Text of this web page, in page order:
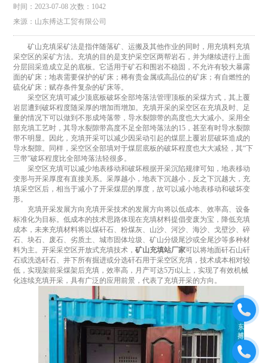
时间：2023-07-08 次数：1042
来源：山东搏达工贸有限公司
矿山充填采矿法是指伴随落矿、运搬及其他作业的同时，用充填料充填
采空区的采矿方法。充填的目的是支护采空区两帮岩石，并为继续进行上面
分层回采造成立足的底板。它适用于矿石和围岩不稳固，不允许有较大暴露
面的矿床；地表需要保护的矿床；稀有贵金属或高品位的矿床；有自燃性的
硫化矿床；赋存条件复杂的矿床等。
采空区充填可减少顶底板破坏全部垮落法管理顶板的采煤方式，其上覆
岩层遭到破坏程度随采厚的增加而增加。充填开采的采空区在充填及时、足
量的情况下可以做到不形成垮落带，导水裂隙带的高度也大大减小。采用全
部充填工艺时，其导水裂隙带高度不足全部垮落法的15，甚至有时导水裂隙
带不明显。因此，充填开采可以减少因采动引起的煤层上覆岩层破坏造成的
导水裂隙。同样，采空区全部填对于煤层底板的破坏程度也大大减轻，其“下
三带”破坏程度比全部垮落法轻很多。
采空区充填可以减少地表移动和破坏根据开采沉陷规律可知，地表移动
变形与开采厚度有直接关系。采厚越小，地表下沉越小，反之下沉越大，充
填采空区后，相当于减小了开采煤层的厚度，故可以减小地表移动和破坏变
形。
充填开采发展方向充填开采技术的发展方向将以低成本、效率高、设备
标准化为目标。低成本的技术思路体现在充填材料提倡变废为宝，降低充填
成本，未来充填材料将以煤矸石、粉煤灰、山沙、河沙、海沙、戈壁沙、碎
石、块石、废石、劣质土、城市固体垃圾、矿山分级尾沙或全尾沙等多种材
料为主。开采采空区开放式充填技术，矿山充填站厂家可以将地面矸石山矸
石或洗选矸石、井下所有掘进或分选矸石用于采空区充填，技术成本相对较
低，实现架前采煤架后充填，效率高，月产可达5万t以上，实现了有效机械
化连续充填开采，具有广泛的应用前景，代表了充填开采的方向。